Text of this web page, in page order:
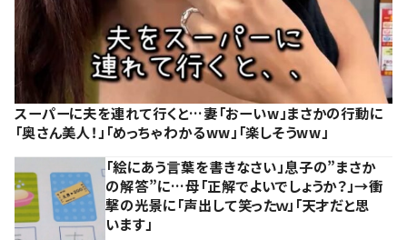
スーパーに夫を連れて行くと…妻「おーいw」まさかの行動に
「奥さん美人！」「めっちゃわかるww」「楽しそうww」
「絵にあう言葉を書きなさい」息子の”まさか
の解答”に…母「正解でよいでしょうか？」→衝
撃の光景に「声出して笑ったｗ」「天才だと思
います」